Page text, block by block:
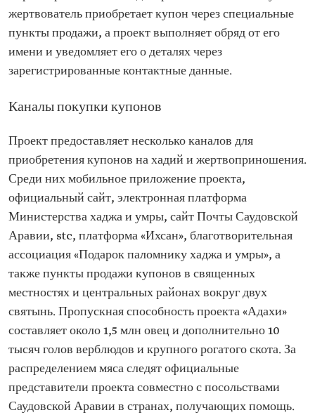
жертвователь приобретает купон через специальные
пункты продажи, а проект выполняет обряд от его
имени и уведомляет его о деталях через
зарегистрированные контактные данные.
Каналы покупки купонов
Проект предоставляет несколько каналов для
приобретения купонов на хадий и жертвоприношения.
Среди них мобильное приложение проекта,
официальный сайт, электронная платформа
Министерства хаджа и умры, сайт Почты Саудовской
Аравии, stc, платформа «Ихсан», благотворительная
ассоциация «Подарок паломнику хаджа и умры», а
также пункты продажи купонов в священных
местностях и центральных районах вокруг двух
святынь. Пропускная способность проекта «Адахи»
составляет около 1,5 млн овец и дополнительно 10
тысяч голов верблюдов и крупного рогатого скота. За
распределением мяса следят официальные
представители проекта совместно с посольствами
Саудовской Аравии в странах, получающих помощь.